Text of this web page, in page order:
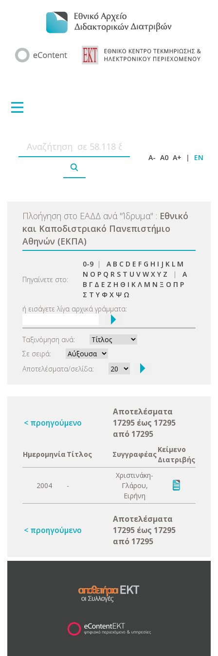
A- A0 A+ | EN
Πλοήγηση στο ΕΑΔΔ ανά "Ίδρυμα" : Εθνικό
και Καποδιστριακό Πανεπιστήμιο
Αθηνών (ΕΚΠΑ)
Πηγαίνετε στο:
0-9 | A B C D E F G H I J K L M
N O P Q R S T U V W X Y Z | Α
Β Γ Δ Ε Ζ Η Θ Ι Κ Λ Μ Ν Ξ Ο Π Ρ
Σ Τ Υ Φ Χ Ψ Ω
ή εισάγετε λίγα αρχικά γράμματα:
Ταξινόμηση ανά:
Σε σειρά:
Αποτελέσματα/σελίδα:
< προηγούμενο
Αποτελέσματα
17295 έως 17295
από 17295
Ημερομηνία Τίτλος Συγγραφέας
Κείμενο
Διατριβής
2004 -
Χριστινάκη-
Γλάρου,
Ειρήνη
< προηγούμενο
Αποτελέσματα
17295 έως 17295
από 17295